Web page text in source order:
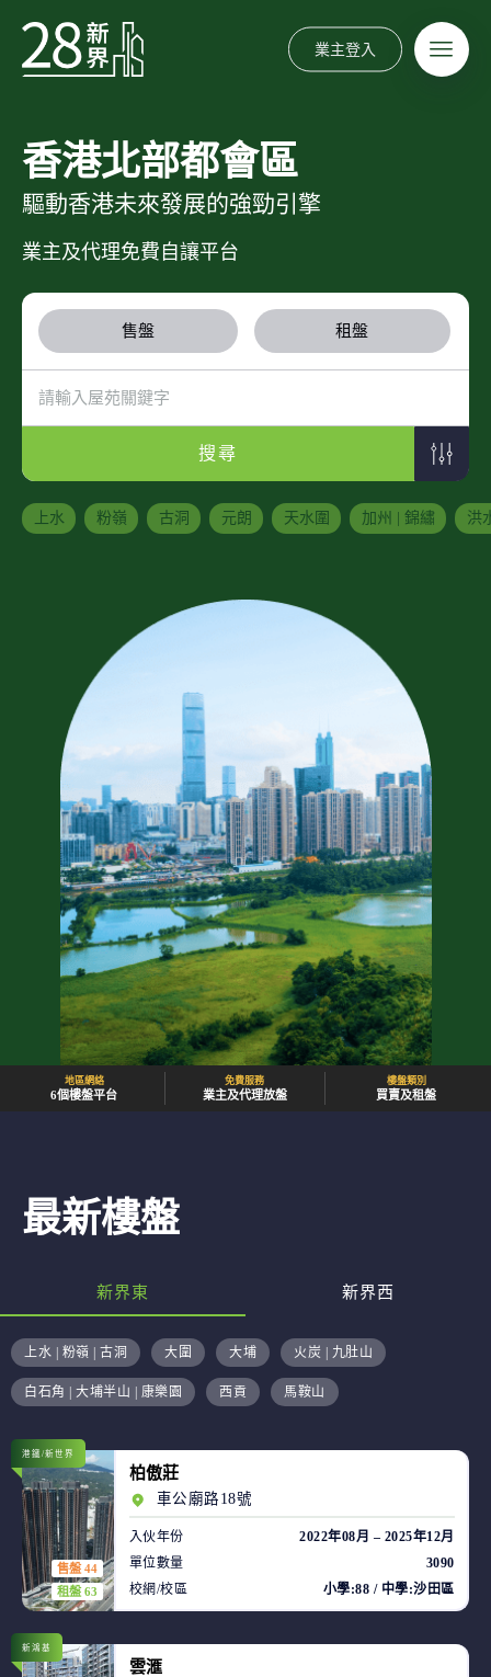
業主登入
香港北部都會區
驅動香港未來發展的強勁引擎
業主及代理免費自讓平台
售盤 租盤
搜尋
上水 粉嶺 古洞 元朗 天水圍 加州 | 錦繡 洪
地區網絡
6個樓盤平台
免費服務
業主及代理放盤
樓盤類別
買賣及租盤
最新樓盤
新界東 新界西
上水 | 粉嶺 | 古洞 大圍 大埔 火炭 | 九肚山
白石角 | 大埔半山 | 康樂園 西貢 馬鞍山
售盤 44
租盤 63
港鐵/新世界
柏傲莊
車公廟路18號
入伙年份
2022年08月 – 2025年12月
單位數量
3090
校網/校區
小學:88 / 中學:沙田區
新鴻基
雲滙